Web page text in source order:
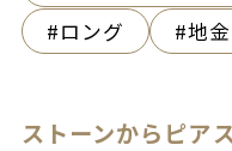
ロング
地金
ストーンからピア